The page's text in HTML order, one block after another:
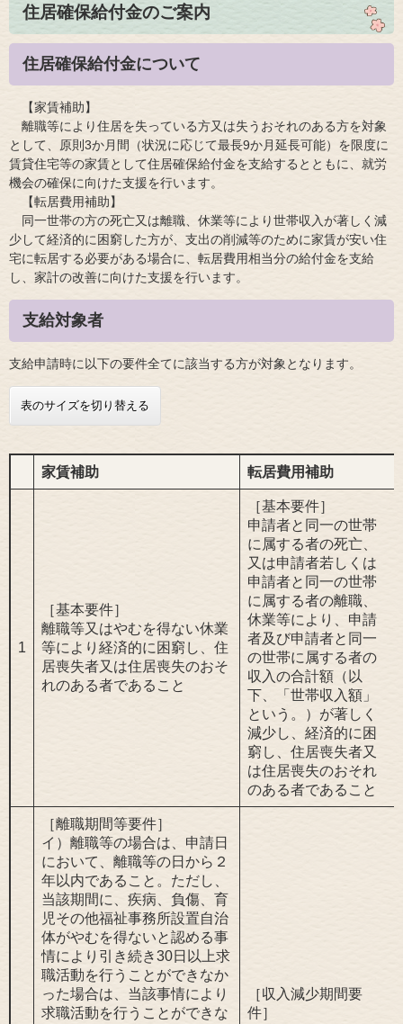
住居確保給付金のご案内
住居確保給付金について
【家賃補助】
離職等により住居を失っている方又は失うおそれのある方を対象
として、原則3か月間（状況に応じて最長9か月延長可能）を限度に
賃貸住宅等の家賃として住居確保給付金を支給するとともに、就労
機会の確保に向けた支援を行います。
【転居費用補助】
同一世帯の方の死亡又は離職、休業等により世帯収入が著しく減
少して経済的に困窮した方が、支出の削減等のために家賃が安い住
宅に転居する必要がある場合に、転居費用相当分の給付金を支給
し、家計の改善に向けた支援を行います。
​支給対象者
支給申請時に以下の要件全てに該当する方が対象となります。
表のサイズを切り替える
家賃補助 転居費用補助
1
［基本要件］
離職等又はやむを得ない休業
等により経済的に困窮し、住
居喪失者又は住居喪失のおそ
れのある者であること
［基本要件］
申請者と同一の世帯
に属する者の死亡、
又は申請者若しくは
申請者と同一の世帯
に属する者の離職、
休業等により、申請
者及び申請者と同一
の世帯に属する者の
収入の合計額（以
下、「世帯収入額」
という。）が著しく
減少し、経済的に困
窮し、住居喪失者又
は住居喪失のおそれ
のある者であること
［離職期間等要件］
イ）離職等の場合は、申請日
において、離職等の日から２
年以内であること。ただし、
当該期間に、疾病、負傷、育
児その他福祉事務所設置自治
体がやむを得ないと認める事
情により引き続き30日以上求
職活動を行うことができなか
った場合は、当該事情により
求職活動を行うことができな
［収入減少期間要
件］